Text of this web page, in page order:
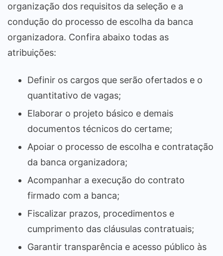
organização dos requisitos da seleção e a
condução do processo de escolha da banca
organizadora. Confira abaixo todas as
atribuições:
Definir os cargos que serão ofertados e o
quantitativo de vagas;
Elaborar o projeto básico e demais
documentos técnicos do certame;
Apoiar o processo de escolha e contratação
da banca organizadora;
Acompanhar a execução do contrato
firmado com a banca;
Fiscalizar prazos, procedimentos e
cumprimento das cláusulas contratuais;
Garantir transparência e acesso público às